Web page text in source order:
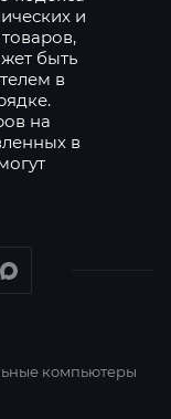
и
быть
в
на
в
компьютеры